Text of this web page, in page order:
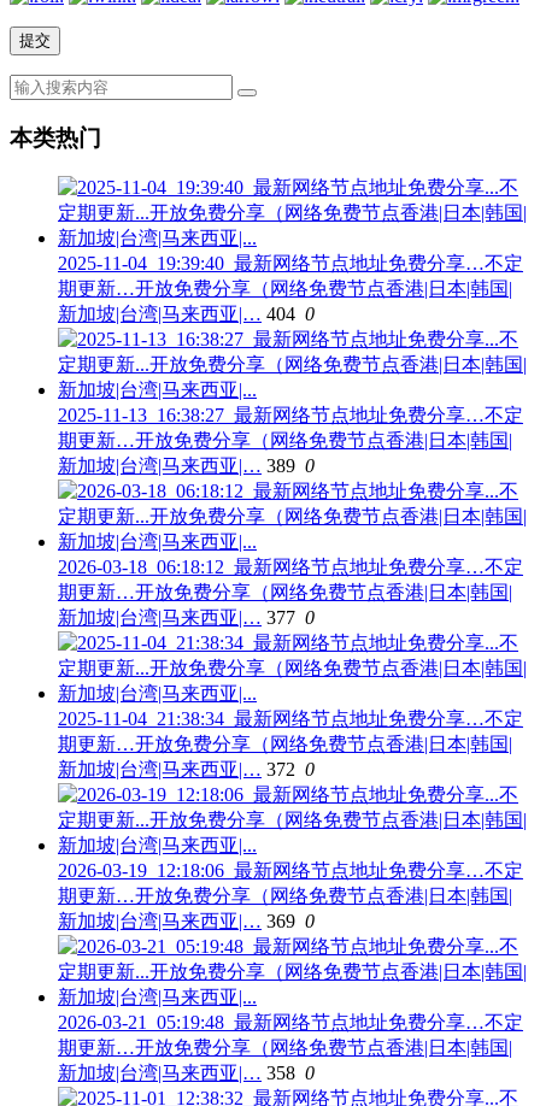
本类热门
2025-11-04_19:39:40_最新网络节点地址免费分享…不定
期更新…开放免费分享（网络免费节点香港|日本|韩国|
新加坡|台湾|马来西亚|… 404 0
2025-11-13_16:38:27_最新网络节点地址免费分享…不定
期更新…开放免费分享（网络免费节点香港|日本|韩国|
新加坡|台湾|马来西亚|… 389 0
2026-03-18_06:18:12_最新网络节点地址免费分享…不定
期更新…开放免费分享（网络免费节点香港|日本|韩国|
新加坡|台湾|马来西亚|… 377 0
2025-11-04_21:38:34_最新网络节点地址免费分享…不定
期更新…开放免费分享（网络免费节点香港|日本|韩国|
新加坡|台湾|马来西亚|… 372 0
2026-03-19_12:18:06_最新网络节点地址免费分享…不定
期更新…开放免费分享（网络免费节点香港|日本|韩国|
新加坡|台湾|马来西亚|… 369 0
2026-03-21_05:19:48_最新网络节点地址免费分享…不定
期更新…开放免费分享（网络免费节点香港|日本|韩国|
新加坡|台湾|马来西亚|… 358 0